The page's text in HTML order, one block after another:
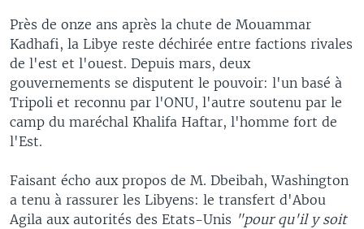
Près de onze ans après la chute de Mouammar
Kadhafi, la Libye reste déchirée entre factions rivales
de l'est et l'ouest. Depuis mars, deux
gouvernements se disputent le pouvoir: l'un basé à
Tripoli et reconnu par l'ONU, l'autre soutenu par le
camp du maréchal Khalifa Haftar, l'homme fort de
l'Est.
Faisant écho aux propos de M. Dbeibah, Washington
a tenu à rassurer les Libyens: le transfert d'Abou
Agila aux autorités des Etats-Unis "pour qu'il y soit